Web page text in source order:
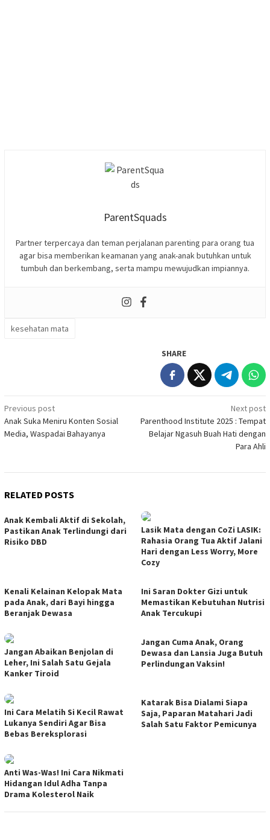
ParentSquads
Partner terpercaya dan teman perjalanan parenting para orang tua
agar bisa memberikan keamanan yang anak-anak butuhkan untuk
tumbuh dan berkembang, serta mampu mewujudkan impiannya.
kesehatan mata
SHARE
Post
navigation
Previous post
Anak Suka Meniru Konten Sosial
Media, Waspadai Bahayanya
Next post
Parenthood Institute 2025 : Tempat
Belajar Ngasuh Buah Hati dengan
Para Ahli
RELATED POSTS
Anak Kembali Aktif di Sekolah,
Pastikan Anak Terlindungi dari
Risiko DBD
Lasik Mata dengan CoZi LASIK:
Rahasia Orang Tua Aktif Jalani
Hari dengan Less Worry, More
Cozy
Kenali Kelainan Kelopak Mata
pada Anak, dari Bayi hingga
Beranjak Dewasa
Ini Saran Dokter Gizi untuk
Memastikan Kebutuhan Nutrisi
Anak Tercukupi
Jangan Abaikan Benjolan di
Leher, Ini Salah Satu Gejala
Kanker Tiroid
Jangan Cuma Anak, Orang
Dewasa dan Lansia Juga Butuh
Perlindungan Vaksin!
Ini Cara Melatih Si Kecil Rawat
Lukanya Sendiri Agar Bisa
Bebas Bereksplorasi
Katarak Bisa Dialami Siapa
Saja, Paparan Matahari Jadi
Salah Satu Faktor Pemicunya
Anti Was-Was! Ini Cara Nikmati
Hidangan Idul Adha Tanpa
Drama Kolesterol Naik